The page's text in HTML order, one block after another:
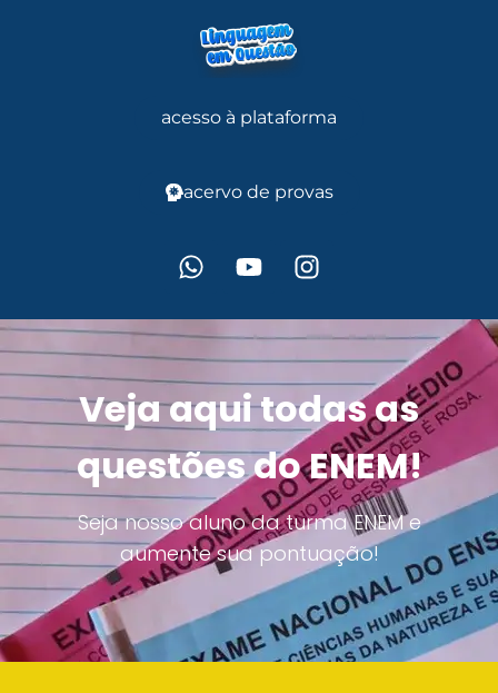
acesso à plataforma
acervo de provas
Veja aqui todas as
questões do ENEM!
Seja nosso aluno da turma ENEM e
aumente sua pontuação!